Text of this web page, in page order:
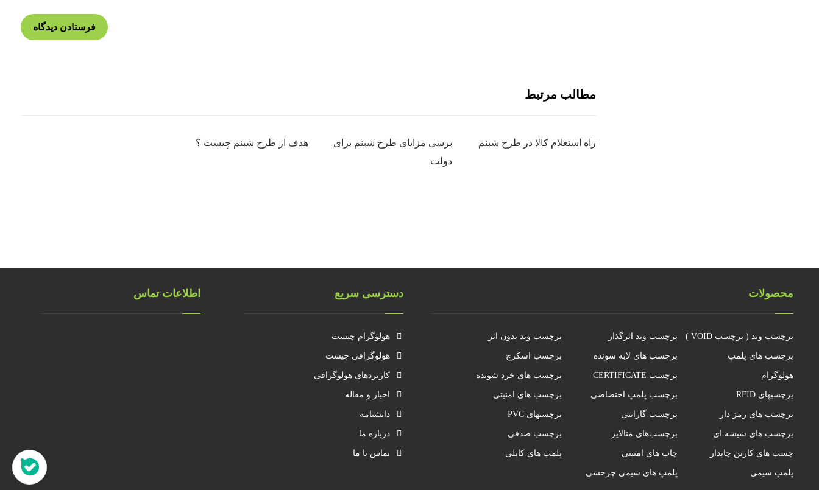
مطالب مرتبط
راه استعلام کالا در طرح شبنم
برسی مزایای طرح شبنم برای
دولت
هدف از طرح شبنم چیست ؟
محصولات
برچسب وید ( برچسب VOID ) برچسب وید اثرگذار برچسب وید بدون اثر
برچسب های پلمپ برچسب های لایه شونده برچسب اسکرچ
هولوگرام برچسب CERTIFICATE برچسب های خرد شونده
برچسبهای RFID برچسب پلمپ اختصاصی برچسب های امنیتی
برچسب های رمز دار برچسب گارانتی برچسبهای PVC
برچسب های شیشه ای برچسب‌های متالایز برچسب صدفی
چسب های کارتن چاپدار چاپ های امنیتی پلمپ های کابلی
پلمپ سیمی پلمپ های سیمی چرخشی
دسترسی سریع
هولوگرام چیست
هولوگرافی چیست
کاربردهای هولوگرافی
اخبار و مقاله
دانشنامه
درباره ما
تماس با ما
اطلاعات تماس